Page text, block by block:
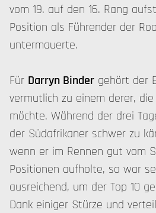
vom 19. auf den 16. Rang
Position als Führender der
untermauerte.
Für Darryn Binder gehört der
vermutlich zu einem derer,
möchte. Während der drei
der Südafrikaner schwer zu
wenn er im Rennen gut vom
Positionen aufholte, so war
ausreichend, um der Top 10
Dank einiger Stürze und